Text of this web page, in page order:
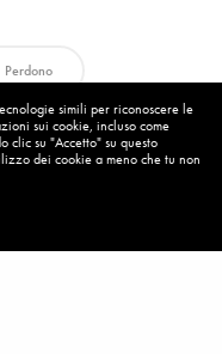
Perdono
simili per riconoscere le
sui cookie, incluso come
clic su "Accetto" su questo
dei cookie a meno che tu non